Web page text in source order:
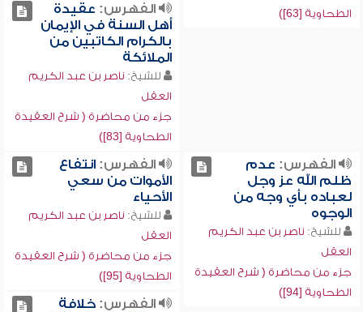
الطحاوية [63])
الفهرس: عقيدة
أهل السنة في الإيمان
بالكرام الكاتبين من
الملائكة
للشيخ: ناصر بن عبد الكريم
العقل
جزء من محاضرة ( شرح العقيدة
الطحاوية [83])
الفهرس: عدم
ظلم الله عز وجل
لعباده بأي وجه من
الوجوه
للشيخ: ناصر بن عبد الكريم
العقل
جزء من محاضرة ( شرح العقيدة
الطحاوية [94])
الفهرس:انتفاع
الأموات من سعي
الأحياء
للشيخ: ناصر بن عبد الكريم
العقل
جزء من محاضرة ( شرح العقيدة
الطحاوية [95])
الفهرس:خلافة